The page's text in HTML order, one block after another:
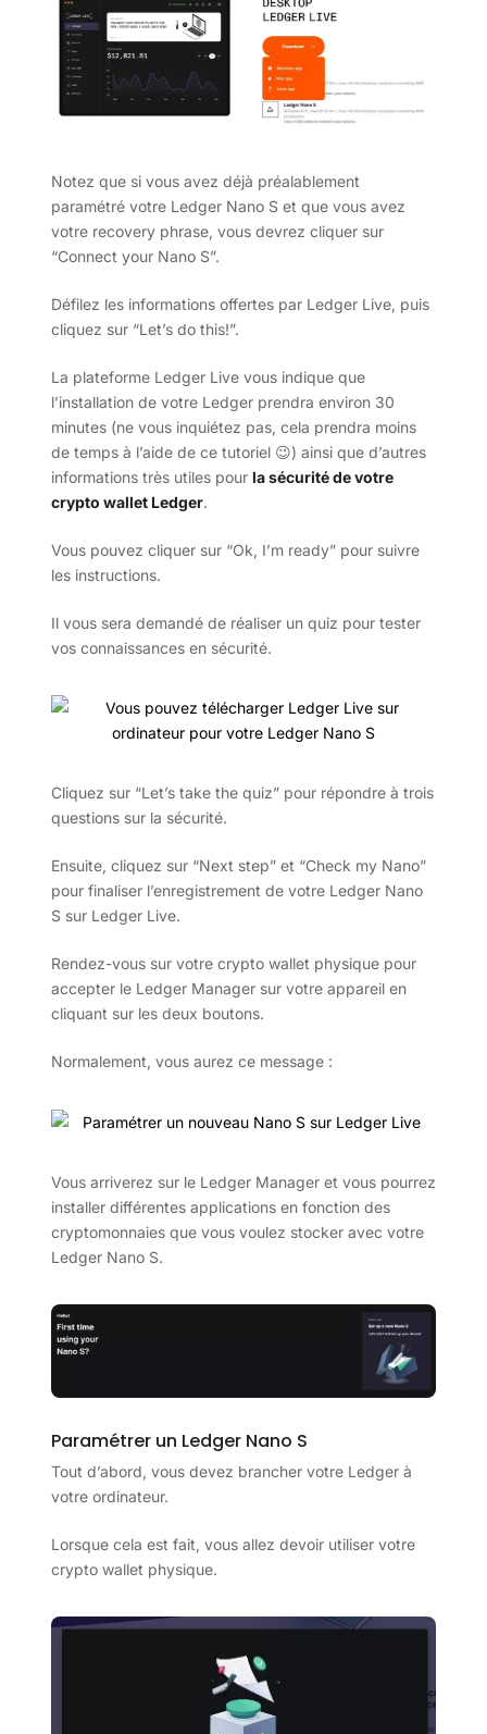
Notez que si vous avez déjà préalablement
paramétré votre Ledger Nano S et que vous avez
votre recovery phrase, vous devrez cliquer sur
“Connect your Nano S”.
Défilez les informations offertes par Ledger Live, puis
cliquez sur “Let’s do this!”.
La plateforme Ledger Live vous indique que
l’installation de votre Ledger prendra environ 30
minutes (ne vous inquiétez pas, cela prendra moins
de temps à l’aide de ce tutoriel 😉) ainsi que d’autres
informations très utiles pour la sécurité de votre
crypto wallet Ledger.
Vous pouvez cliquer sur “Ok, I’m ready” pour suivre
les instructions.
Il vous sera demandé de réaliser un quiz pour tester
vos connaissances en sécurité.
Cliquez sur “Let’s take the quiz” pour répondre à trois
questions sur la sécurité.
Ensuite, cliquez sur “Next step” et “Check my Nano”
pour finaliser l’enregistrement de votre Ledger Nano
S sur Ledger Live.
Rendez-vous sur votre crypto wallet physique pour
accepter le Ledger Manager sur votre appareil en
cliquant sur les deux boutons.
Normalement, vous aurez ce message :
Vous arriverez sur le Ledger Manager et vous pourrez
installer différentes applications en fonction des
cryptomonnaies que vous voulez stocker avec votre
Ledger Nano S.
Paramétrer un Ledger Nano S
Tout d’abord, vous devez brancher votre Ledger à
votre ordinateur.
Lorsque cela est fait, vous allez devoir utiliser votre
crypto wallet physique.